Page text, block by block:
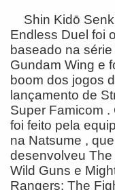
Shin Kidō
Endless Duel foi
baseado na
Gundam Wing e
boom dos jogos
lançamento de
Super Famicom
foi feito pela
na Natsume ,
desenvolveu The
Wild Guns e
Rangers: The